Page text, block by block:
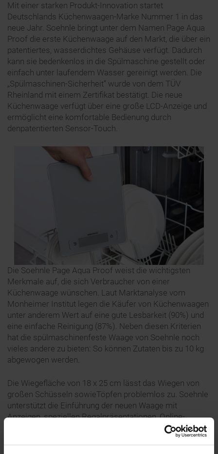
Mit einer starken Produkt-Innovation startet
Deutschlands Küchenwaagen-Marke Nummer 1 in das
neue Jahr. Soehnle bringt unter dem Namen Page Aqua
Proof die erste Küchenwaage auf den Markt, die über ein
patentiertes, wasserdichtes Gehäuse verfügt. Dadurch
kann sie bedenkenlos in die Spülmaschine gestellt oder
einfach unter laufendem Wasser gereinigt werden. Die
„Spülmaschinen-Sicherheit“ wurde von dem TÜV
Rheinland mit einem Zertifikat bestätigt. Die neue
Küchenwaage verfügt über eine große LCD-Anzeige und
ermöglicht eine komfortable Bedienung durch
denpatentierten Sensor-Touch.
Die Soehnle Page Aqua Proof weist die wichtigsten
Merkmale auf, die sich Verbraucher von einer
Küchenwaage wünschen. Laut Marktanalyse vom
Monheimer Institut legen die Käufer von Küchenwaagen
unter anderem Wert auf eine gute Lesbarkeit (90%) und
eine einfache Reinigung (87%). Neben diesen Kriterien
hat die spülmaschinenfeste Waage von Soehnle noch
vieles andere zu bieten: So können Zutaten bis zu 10 kg
abgewogen werden.
Die Wiegefläche von 18 x 25 cm lässt das Wiegen von
großen Schüsseln sowieTöpfen problemlos zu. Soehnle
unterstützt die Einführung der neuen Waage mit
Anzeigen, speziellen Regalpräsentationen, Online-